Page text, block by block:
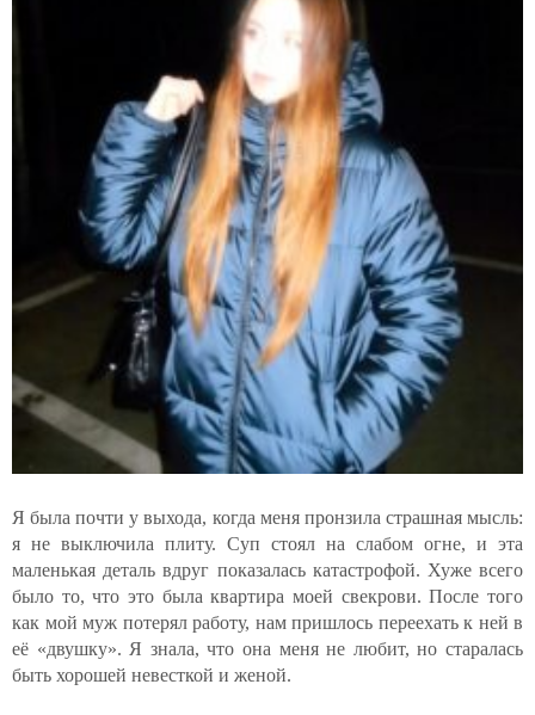
Я была почти у выхода, когда меня пронзила страшная мысль:
я не выключила плиту. Суп стоял на слабом огне, и эта
маленькая деталь вдруг показалась катастрофой. Хуже всего
было то, что это была квартира моей свекрови. После того
как мой муж потерял работу, нам пришлось переехать к ней в
её «двушку». Я знала, что она меня не любит, но старалась
быть хорошей невесткой и женой.